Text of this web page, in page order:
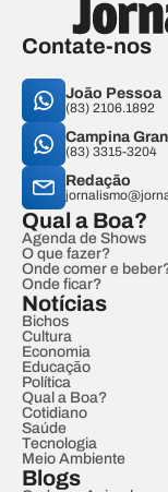
Contate-nos
João Pessoa
(83) 2106.1892
Campina
(83) 3315-3204
Redação
Qual a Boa?
Agenda de Shows
O que fazer?
Onde comer e
Onde ficar?
Notícias
Bichos
Cultura
Economia
Educação
Política
Qual a Boa?
Cotidiano
Saúde
Tecnologia
Meio Ambiente
Blogs